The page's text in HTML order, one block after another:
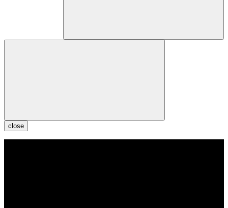
close